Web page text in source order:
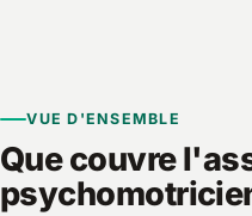
VUE D'ENSEMBLE
Que couvre